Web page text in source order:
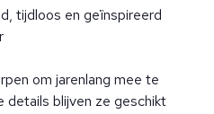
tijdloos en geïnspireerd
om jarenlang mee te
details blijven ze geschikt